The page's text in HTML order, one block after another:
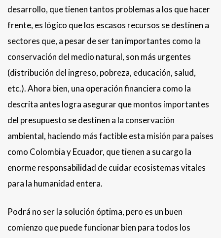
desarrollo, que tienen tantos problemas a los que hacer
frente, es lógico que los escasos recursos se destinen a
sectores que, a pesar de ser tan importantes como la
conservación del medio natural, son más urgentes
(distribución del ingreso, pobreza, educación, salud,
etc.). Ahora bien, una operación financiera como la
descrita antes logra asegurar que montos importantes
del presupuesto se destinen a la conservación
ambiental, haciendo más factible esta misión para países
como Colombia y Ecuador, que tienen a su cargo la
enorme responsabilidad de cuidar ecosistemas vitales
para la humanidad entera.
Podrá no ser la solución óptima, pero es un buen
comienzo que puede funcionar bien para todos los